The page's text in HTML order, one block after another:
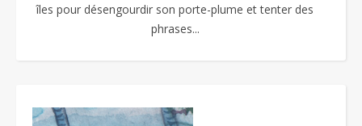
îles pour désengourdir son porte-plume et tenter des
phrases...